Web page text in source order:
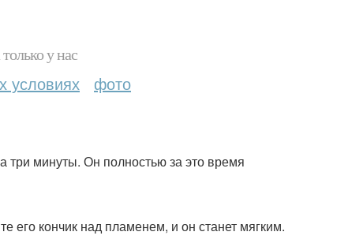
у нас
условиях фото
три минуты. Он полностью за это время
его кончик над пламенем, и он станет мягким.